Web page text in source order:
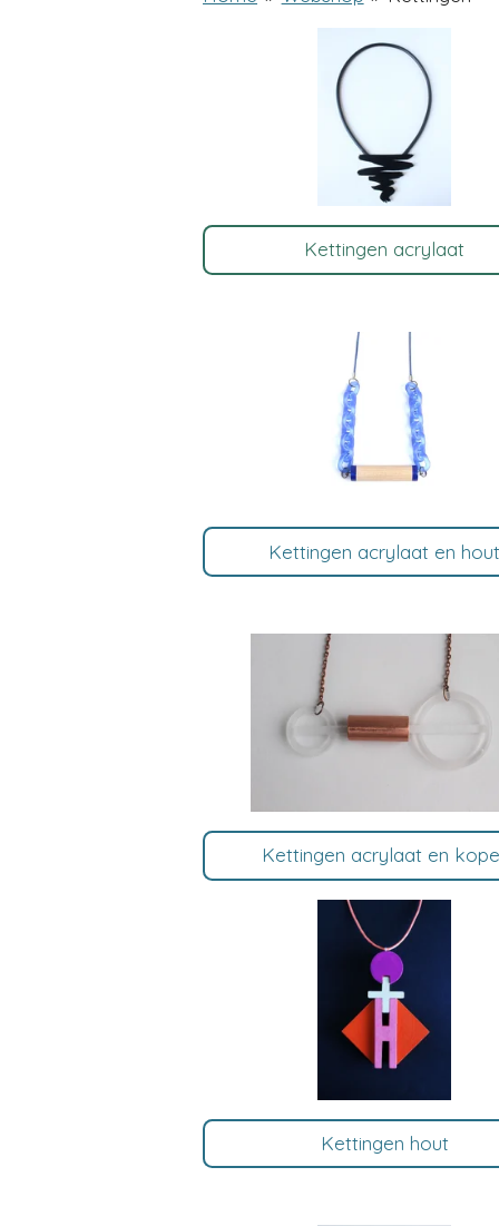
Kettingen acrylaat
Kettingen acrylaat en
Kettingen acrylaat en
Kettingen hout